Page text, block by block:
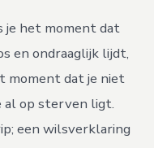
je het moment dat
en ondraaglijk lijdt,
moment dat je niet
al op sterven ligt.
een wilsverklaring